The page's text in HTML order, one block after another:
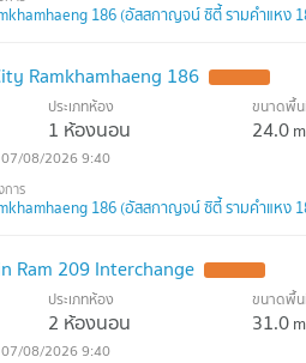
186 (อัสสกาญจน์ ซิตี้ รามคำแหง
Ramkhamhaeng 186
ประเภทห้อง
1 ห้องนอน
ขนาดพื้
24.0m
07/08/2026 9:40
186 (อัสสกาญจน์ ซิตี้ รามคำแหง
Ram 209 Interchange
ประเภทห้อง
2 ห้องนอน
ขนาดพื้
31.0m
07/08/2026 9:40